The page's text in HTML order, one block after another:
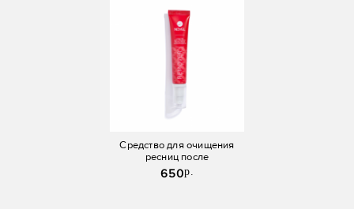
Средство для очищения
ресниц после
ламинирования Remover
Novel Lash UP
650p.